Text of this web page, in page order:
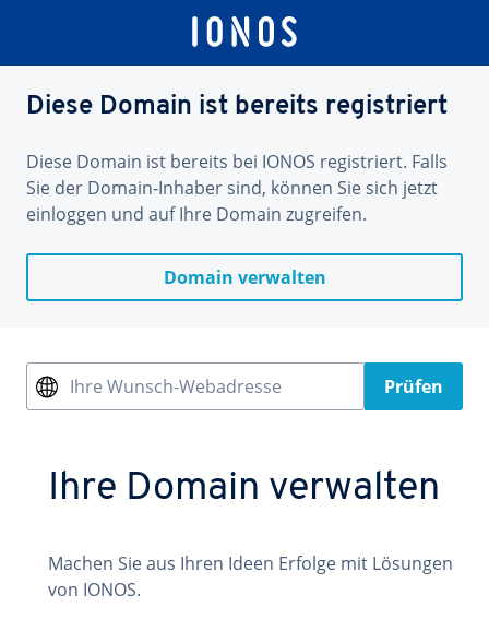
Diese Domain ist bereits registriert
Diese Domain ist bereits bei IONOS registriert. Falls
Sie der Domain-Inhaber sind, können Sie sich jetzt
einloggen und auf Ihre Domain zugreifen.
Domain verwalten
Ihre Wunsch-Webadresse Prüfen
Ihre Domain verwalten
Machen Sie aus Ihren Ideen Erfolge mit Lösungen
von IONOS.